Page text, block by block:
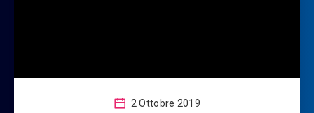
2 Ottobre 2019